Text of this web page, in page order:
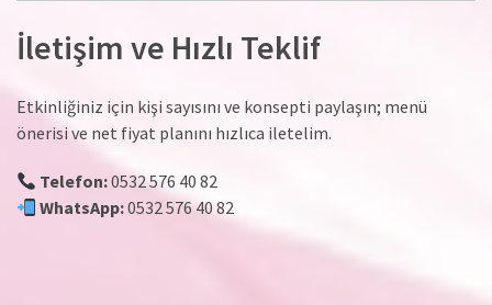
İletişim ve Hızlı Teklif
Etkinliğiniz için kişi sayısını ve konsepti paylaşın; menü
önerisi ve net fiyat planını hızlıca iletelim.
Telefon:0532 576 40 82
WhatsApp:0532 576 40 82